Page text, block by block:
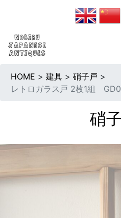
HOME > 建具 > 硝子戸 >
レトロガラス戸 2枚1組
硝